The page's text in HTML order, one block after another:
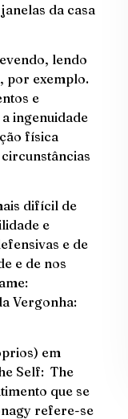
da casa
lendo
por exemplo.
e
ingenuidade
física
difícil de
e
e de
e de nos
Vergonha:
em
Self: The
que se
refere-se